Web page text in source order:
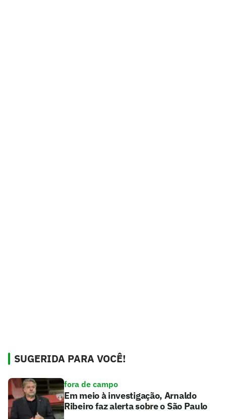
SUGERIDA PARA VOCÊ!
fora de campo
Em meio à investigação, Arnaldo
Ribeiro faz alerta sobre o São Paulo